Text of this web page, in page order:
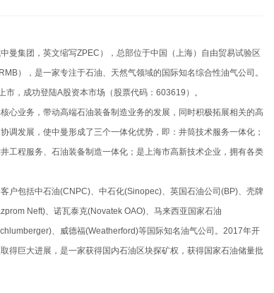
曼集团，英文缩写ZPEC），总部位于中国（上海）自由贸易试验区
），是一家专注于石油、天然气领域的国际知名综合性油气公司。
，成功登陆A股资本市场（股票代码：603619）。
心业务，带动高端石油装备制造业务的发展，同时积极拓展相关的高
调发展，使中曼形成了三个一体化优势，即：井筒技术服务一体化；
工程服务、石油装备制造一体化；是上海市高新技术企业，拥有各类
户包括中石油(CNPC)、中石化(Sinopec)、英国石油公司(BP)、壳牌
Neft)、诺瓦泰克(Novatek OAO)、马来西亚国家石油
、威德福(Weatherford)等国际知名油气公司。2017年开
得巨大进展，是一家获得国内石油区块探矿权，获得国家石油储量批